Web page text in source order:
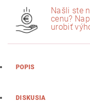
Našli ste
cenu?
urobiť
POPIS
DISKUSIA